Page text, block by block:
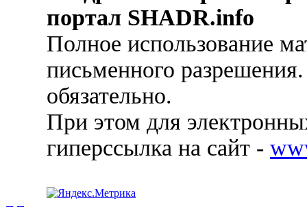
портал SHADR.info
Полное использование
письменного
обязательно.
При этом для
гиперссылка на сайт -